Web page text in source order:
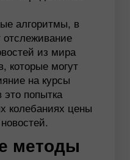
алгоритмы, в
из мира
которые могут
на курсы
попытка
колебаниях цены
методы